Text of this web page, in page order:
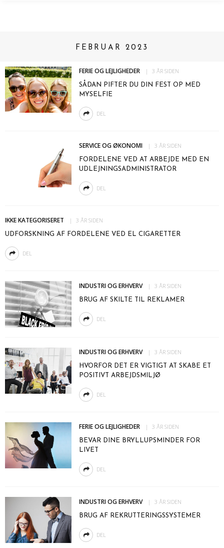
FEBRUAR 2023
FERIE OG LEJLIGHEDER 3 ÅR SIDEN
SÅDAN PIFTER DU DIN FEST OP MED
MYSELFIE
DEL
SERVICE OG ØKONOMI 3 ÅR SIDEN
FORDELENE VED AT ARBEJDE MED EN
UDLEJNINGSADMINISTRATOR
DEL
IKKE KATEGORISERET 3 ÅR SIDEN
UDFORSKNING AF FORDELENE VED EL CIGARETTER
DEL
INDUSTRI OG ERHVERV 3 ÅR SIDEN
BRUG AF SKILTE TIL REKLAMER
DEL
INDUSTRI OG ERHVERV 3 ÅR SIDEN
HVORFOR DET ER VIGTIGT AT SKABE ET
POSITIVT ARBEJDSMILJØ
DEL
FERIE OG LEJLIGHEDER 3 ÅR SIDEN
BEVAR DINE BRYLLUPSMINDER FOR
LIVET
DEL
INDUSTRI OG ERHVERV 3 ÅR SIDEN
BRUG AF REKRUTTERINGSSYSTEMER
DEL